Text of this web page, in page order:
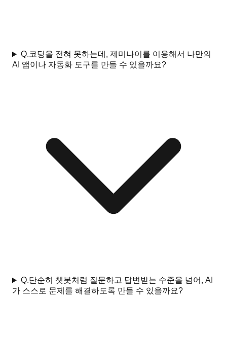
Q.코딩을 전혀 못하는데, 제미나이를 이용해서 나만의
AI 앱이나 자동화 도구를 만들 수 있을까요?
Q.단순히 챗봇처럼 질문하고 답변받는 수준을 넘어, AI
가 스스로 문제를 해결하도록 만들 수 있을까요?